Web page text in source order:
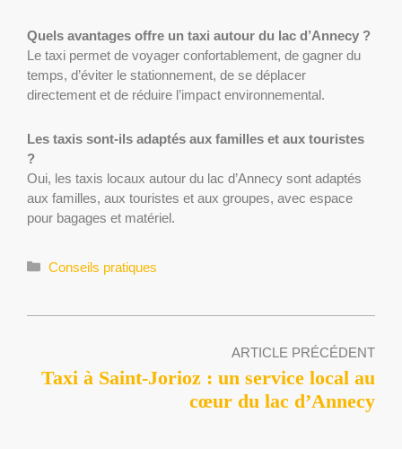
Quels avantages offre un taxi autour du lac d’Annecy ?
Le taxi permet de voyager confortablement, de gagner du
temps, d’éviter le stationnement, de se déplacer
directement et de réduire l’impact environnemental.
Les taxis sont-ils adaptés aux familles et aux touristes
?
Oui, les taxis locaux autour du lac d’Annecy sont adaptés
aux familles, aux touristes et aux groupes, avec espace
pour bagages et matériel.
Catégories
Conseils pratiques
ARTICLE PRÉCÉDENT
Taxi à Saint-Jorioz : un service local au
cœur du lac d’Annecy